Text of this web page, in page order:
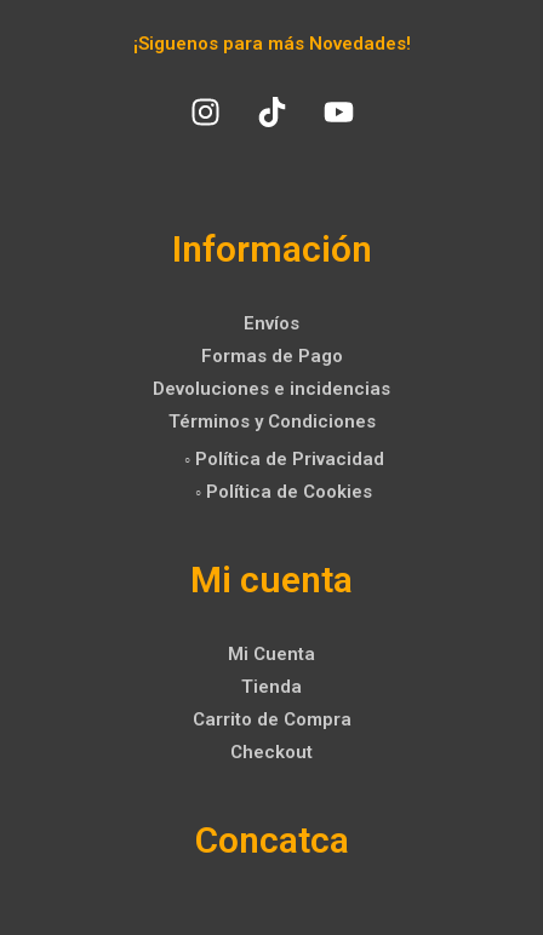
¡Siguenos para más Novedades!
Información
Envíos
Formas de Pago
Devoluciones e incidencias
Términos y Condiciones
◦ Política de Privacidad
◦ Política de Cookies
Mi cuenta
Mi Cuenta
Tienda
Carrito de Compra
Checkout
Concatca